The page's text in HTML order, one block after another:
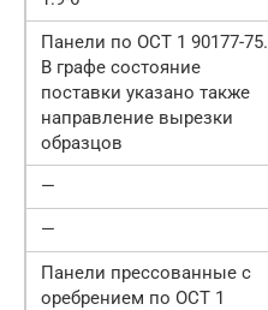
Панели по ОСТ 1 90177-75.
В графе состояние
поставки указано также
направление вырезки
образцов
—
—
Панели прессованные с
оребрением по ОСТ 1